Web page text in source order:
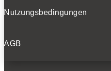
Nutzungsbedingungen
AGB